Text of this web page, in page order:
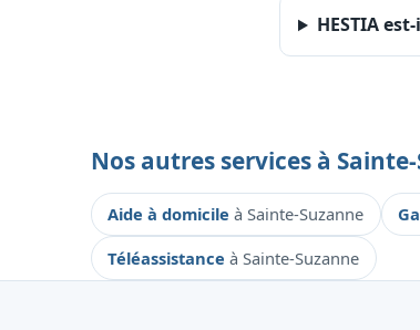
HESTIA
Nos autres services à
Aide à domicileà Sainte-Suzanne
Téléassistanceà Sainte-Suzanne